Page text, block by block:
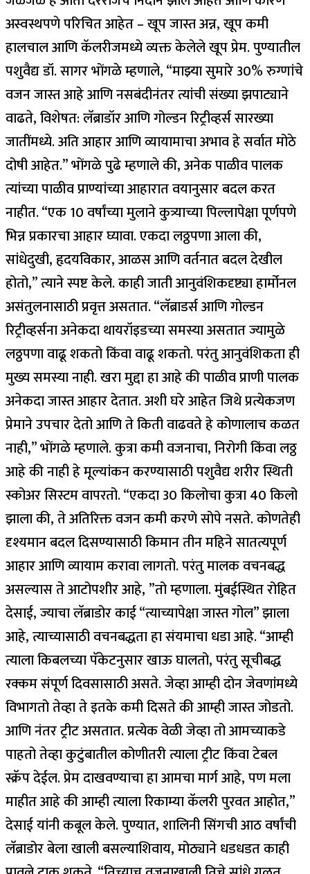
अस्वस्थपणे परिचित आहेत – खूप जास्त अन्न, खूप कमी
हालचाल आणि कॅलरीजमध्ये व्यक्त केलेले खूप प्रेम.पुण्यातील
पशुवैद्य डॉ. सागर भोंगळे म्हणाले, “माझ्या सुमारे 30% रुग्णांचे
वजन जास्त आहे आणि नसबंदीनंतर त्यांची संख्या झपाट्याने
वाढते, विशेषत: लॅब्राडॉर आणि गोल्डन रिट्रीव्हर्स सारख्या
जातींमध्ये.अति आहार आणि व्यायामाचा अभाव हे सर्वात मोठे
दोषी आहेत.”भोंगळे पुढे म्हणाले की, अनेक पाळीव पालक
त्यांच्या पाळीव प्राण्यांच्या आहारात वयानुसार बदल करत
नाहीत. “एक 10 वर्षांच्या मुलाने कुत्र्याच्या पिल्लापेक्षा पूर्णपणे
भिन्न प्रकारचा आहार घ्यावा. एकदा लठ्ठपणा आला की,
सांधेदुखी, हृदयविकार, आळस आणि वर्तनात बदल देखील
होतो,” त्याने स्पष्ट केले.काही जाती आनुवंशिकदृष्ट्या हार्मोनल
असंतुलनासाठी प्रवृत्त असतात. “लॅब्राडर्स आणि गोल्डन
रिट्रीव्हर्सना अनेकदा थायरॉइडच्या समस्या असतात ज्यामुळे
लठ्ठपणा वाढू शकतो किंवा वाढू शकतो. परंतु आनुवंशिकता ही
मुख्य समस्या नाही. खरा मुद्दा हा आहे की पाळीव प्राणी पालक
अनेकदा जास्त आहार देतात. अशी घरे आहेत जिथे प्रत्येकजण
प्रेमाने उपचार देतो आणि ते किती वाढवते हे कोणालाच कळत
नाही,” भोंगळे म्हणाले.कुत्रा कमी वजनाचा, निरोगी किंवा लठ्ठ
आहे की नाही हे मूल्यांकन करण्यासाठी पशुवैद्य शरीर स्थिती
स्कोअर सिस्टम वापरतो. “एकदा 30 किलोचा कुत्रा 40 किलो
झाला की, ते अतिरिक्त वजन कमी करणे सोपे नसते. कोणतेही
दृश्यमान बदल दिसण्यासाठी किमान तीन महिने सातत्यपूर्ण
आहार आणि व्यायाम करावा लागतो.परंतु मालक वचनबद्ध
असल्यास ते आटोपशीर आहे, ”तो म्हणाला.मुंबईस्थित रोहित
देसाई, ज्याचा लॅब्राडोर काई “त्याच्यापेक्षा जास्त गोल” झाला
आहे, त्याच्यासाठी वचनबद्धता हा संयमाचा धडा आहे. “आम्ही
त्याला किबलच्या पॅकेटनुसार खाऊ घालतो, परंतु सूचीबद्ध
रक्कम संपूर्ण दिवसासाठी असते. जेव्हा आम्ही दोन जेवणांमध्ये
विभागतो तेव्हा ते इतके कमी दिसते की आम्ही जास्त जोडतो.
आणि नंतर ट्रीट असतात. प्रत्येक वेळी जेव्हा तो आमच्याकडे
पाहतो तेव्हा कुटुंबातील कोणीतरी त्याला ट्रीट किंवा टेबल
स्क्रॅप देईल.प्रेम दाखवण्याचा हा आमचा मार्ग आहे, पण मला
माहीत आहे की आम्ही त्याला रिकाम्या कॅलरी पुरवत आहोत,”
देसाई यांनी कबूल केले.पुण्यात, शालिनी सिंगची आठ वर्षांची
लॅब्राडोर बेला खाली बसल्याशिवाय, मोठ्याने धडधडत काही